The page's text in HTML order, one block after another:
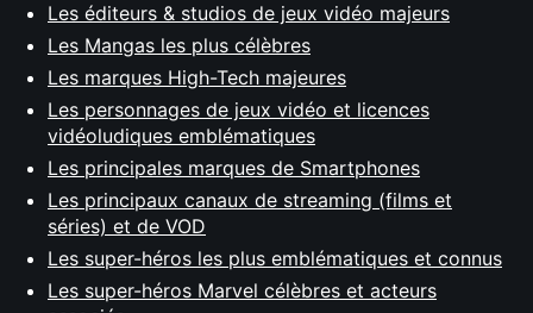
Les éditeurs & studios de jeux vidéo majeurs
Les Mangas les plus célèbres
Les marques High-Tech majeures
Les personnages de jeux vidéo et licences
vidéoludiques emblématiques
Les principales marques de Smartphones
Les principaux canaux de streaming (films et
séries) et de VOD
Les super-héros les plus emblématiques et connus
Les super-héros Marvel célèbres et acteurs